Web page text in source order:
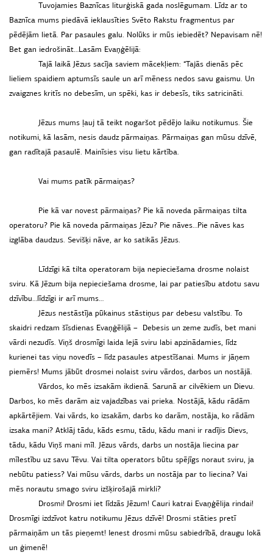
Tuvojamies Baznīcas liturģiskā gada noslēgumam. Līdz ar to
Baznīca mums piedāvā ieklausīties Svēto Rakstu fragmentus par
pēdējām lietā. Par pasaules galu. Nolūks ir mūs iebiedēt? Nepavisam nē!
Bet gan iedrošināt…Lasām Evaņģēlijā:
Tajā laikā Jēzus sacīja saviem mācekļiem: “Tajās dienās pēc
lieliem spaidiem aptumsīs saule un arī mēness nedos savu gaismu. Un
zvaigznes kritīs no debesīm, un spēki, kas ir debesīs, tiks satricināti.
Jēzus mums ļauj tā teikt nogaršot pēdējo laiku notikumus. Šie
notikumi, kā lasām, nesis daudz pārmaiņas. Pārmaiņas gan mūsu dzīvē,
gan radītajā pasaulē. Mainīsies visu lietu kārtība.
Vai mums patīk pārmaiņas?
Pie kā var novest pārmaiņas? Pie kā noveda pārmaiņas tilta
operatoru? Pie kā noveda pārmaiņas Jēzu? Pie nāves…Pie nāves kas
izglāba daudzus. Sevišķi nāve, ar ko satikās Jēzus.
Līdzīgi kā tilta operatoram bija nepieciešama drosme nolaist
sviru. Kā Jēzum bija nepieciešama drosme, lai par patiesību atdotu savu
dzīvību…līdzīgi ir arī mums…
Jēzus nestāstīja pūkainus stāstiņus par debesu valstību. To
skaidri redzam šīsdienas Evaņģēlijā – Debesis un zeme zudīs, bet mani
vārdi nezudīs. Viņš drosmīgi laida lejā sviru labi apzinādamies, līdz
kurienei tas viņu novedīs – līdz pasaules atpestīšanai. Mums ir jāņem
piemērs! Mums jābūt drosmei nolaist sviru vārdos, darbos un nostājā.
Vārdos, ko mēs izsakām ikdienā. Sarunā ar cilvēkiem un Dievu.
Darbos, ko mēs darām aiz vajadzības vai prieka. Nostājā, kādu rādām
apkārtējiem. Vai vārds, ko izsakām, darbs ko darām, nostāja, ko rādām
izsaka mani? Atklāj tādu, kāds esmu, tādu, kādu mani ir radījis Dievs,
tādu, kādu Viņš mani mīl. Jēzus vārds, darbs un nostāja liecina par
mīlestību uz savu Tēvu. Vai tilta operators būtu spējīgs noraut sviru, ja
nebūtu patiess? Vai mūsu vārds, darbs un nostāja par to liecina? Vai
mēs norautu smago sviru izšķirošajā mirkli?
Drosmi! Drosmi iet līdzās Jēzum! Cauri katrai Evaņģēlija rindai!
Drosmīgi izdzīvot katru notikumu Jēzus dzīvē! Drosmi stāties pretī
pārmaiņām un tās pieņemt! Ienest drosmi mūsu sabiedrībā, draugu lokā
un ģimenē!